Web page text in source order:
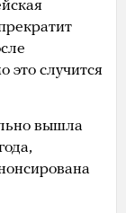
это случится
вышла